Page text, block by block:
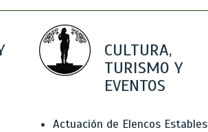
CULTURA,
TURISMO Y
EVENTOS
Actuación de Elencos Estables